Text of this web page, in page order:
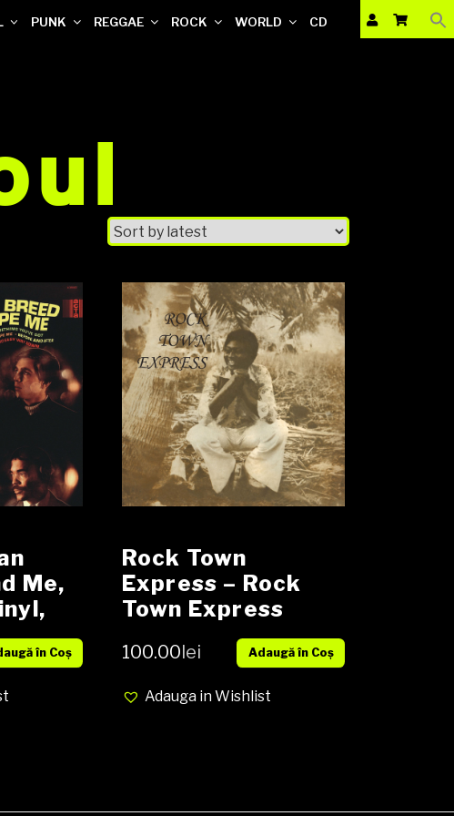
PUNK REGGAE ROCK WORLD CD
Me,
în Coș
Rock Town
Express ‎– Rock
Town Express
Vinyl, LP, Album,
Reissue NOU
100.00lei Adaugă în Coș
Adauga in Wishlist